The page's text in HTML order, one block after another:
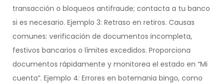
transacción o bloqueos antifraude; contacta a tu banco
si es necesario. Ejemplo 3: Retraso en retiros. Causas
comunes: verificación de documentos incompleta,
festivos bancarios o límites excedidos. Proporciona
documentos rápidamente y monitorea el estado en “Mi
cuenta”. Ejemplo 4: Errores en botemania bingo, como